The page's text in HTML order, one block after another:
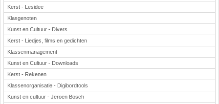
Kerst - Lesidee
Klasgenoten
Kunst en Cultuur - Divers
Kerst - Liedjes, films en gedichten
Klassenmanagement
Kunst en Cultuur - Downloads
Kerst - Rekenen
Klassenorganisatie - Digibordtools
Kunst en cultuur - Jeroen Bosch